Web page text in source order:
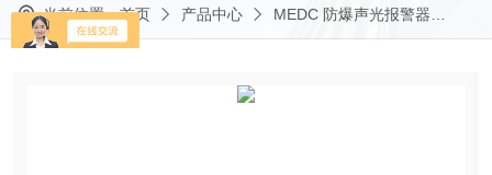
当前位置：首页 产品中心 MEDC 防爆声光报警器